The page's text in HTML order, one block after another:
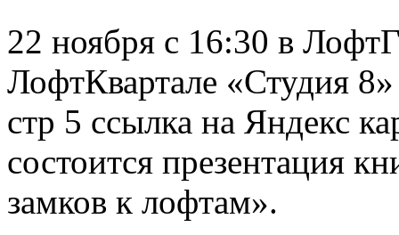
22 ноября с 16:30 в
ЛофтКвартале «Студия
стр 5 ссылка на Яндекс
состоится презентация
замков к лофтам».